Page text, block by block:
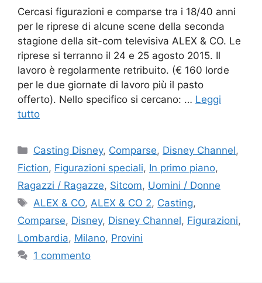
Cercasi figurazioni e comparse tra i 18/40 anni
per le riprese di alcune scene della seconda
stagione della sit-com televisiva ALEX & CO. Le
riprese si terranno il 24 e 25 agosto 2015. Il
lavoro è regolarmente retribuito. (€ 160 lorde
per le due giornate di lavoro più il pasto
offerto). Nello specifico si cercano: … Leggi
tutto
Categorie
Casting Disney, Comparse, Disney Channel,
Fiction, Figurazioni speciali, In primo piano,
Ragazzi / Ragazze, Sitcom, Uomini / Donne
Tag
ALEX & CO, ALEX & CO 2, Casting,
Comparse, Disney, Disney Channel, Figurazioni,
Lombardia, Milano, Provini
1 commento